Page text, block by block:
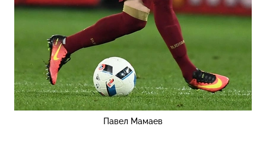
Павел Мамаев